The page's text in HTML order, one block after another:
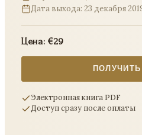
Дата выхода: 23 декабря
Цена: €29
ПОЛУЧИТЬ
Электронная книга PDF
Доступ сразу после оплаты